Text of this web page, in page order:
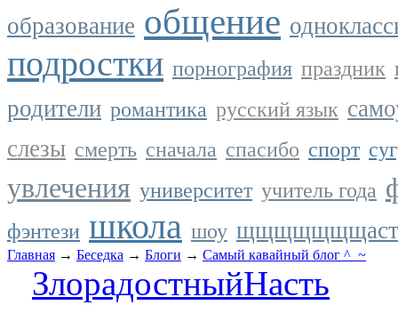
образование общение
подростки порнография праздник
родители романтика русский язык
слезы смерть сначала спасибо спорт
увлечения университет учитель года
фэнтези школа шоу
Главная → Беседка → Блоги → Самый кавайный блог ^_~
ЗлорадостныйНасть